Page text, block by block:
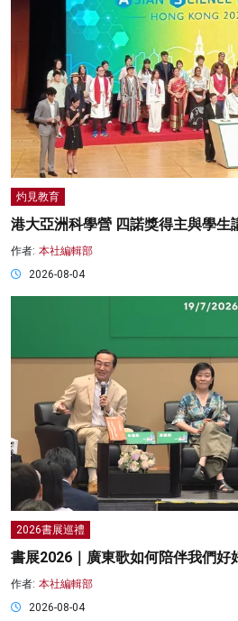
灼見教育
港大亞洲科學營 四諾獎得主與學生
作者: 本社編輯部
2026-08-04
2026書展巡禮
書展2026｜廣東歌如何陪伴我們好
作者: 本社編輯部
2026-08-04